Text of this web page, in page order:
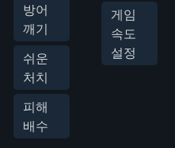
방어
깨기
쉬운
처치
피해
배수
게임
속도
설정